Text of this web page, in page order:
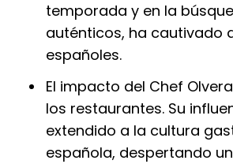
temporada y en la
auténticos, ha cautivado
españoles.
El impacto del Chef
los restaurantes. Su
extendido a la cultura
española, despertando